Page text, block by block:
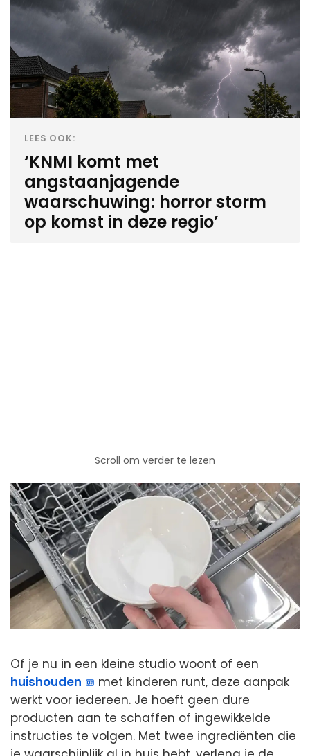
LEES OOK:
‘KNMI komt met
angstaanjagende
waarschuwing: horror storm
op komst in deze regio’
Scroll om verder te lezen
Of je nu in een kleine studio woont of een
huishouden
met kinderen runt, deze aanpak
werkt voor iedereen. Je hoeft geen dure
producten aan te schaffen of ingewikkelde
instructies te volgen. Met twee ingrediënten die